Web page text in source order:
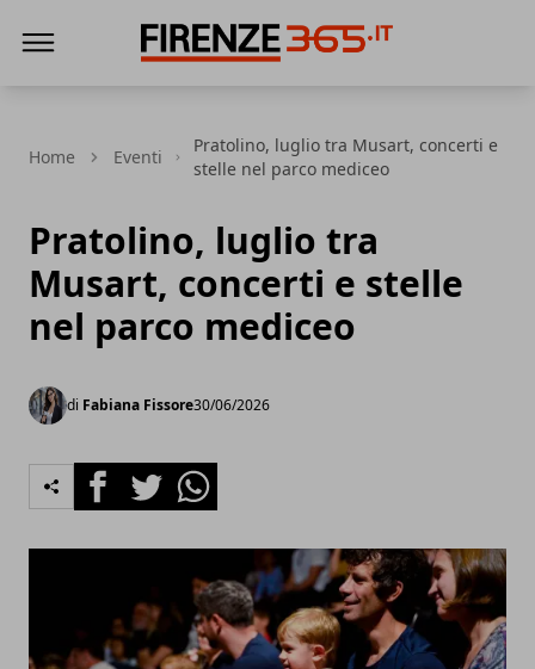
Home Eventi
Pratolino, luglio tra Musart, concerti e
stelle nel parco mediceo
Pratolino, luglio tra
Musart, concerti e stelle
nel parco mediceo
di Fabiana Fissore30/06/2026
FacebookTwitterWhatsapp